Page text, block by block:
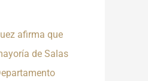
afirma que
de Salas